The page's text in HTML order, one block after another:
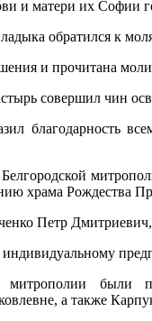
и матери их Софии
обратился к
и прочитана
совершил чин
благодарность
храма Рождества
Петр
индивидуальному
митрополии
а также